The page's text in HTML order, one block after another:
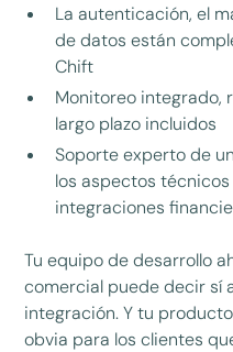
La autenticación, el
de datos están
Chift
Monitoreo integrado,
largo plazo incluidos
Soporte experto de
los aspectos
integraciones
Tu equipo de desarrollo
comercial puede decir sí
integración. Y tu
obvia para los clientes